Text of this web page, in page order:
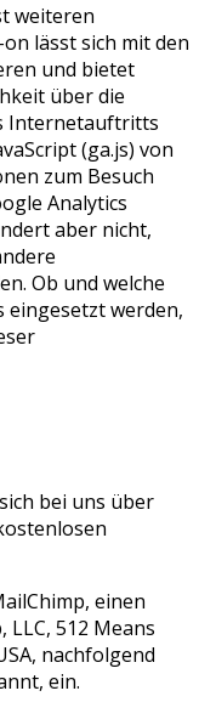
weiteren
lässt sich mit den
und bietet
über die
Internetauftritts
(ga.js) von
zum Besuch
Analytics
aber nicht,
Ob und welche
eingesetzt werden,
bei uns über
einen
LLC, 512 Means
nachfolgend
ein.